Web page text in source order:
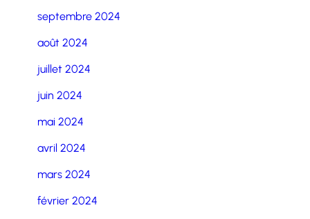
septembre 2024
août 2024
juillet 2024
juin 2024
mai 2024
avril 2024
mars 2024
février 2024